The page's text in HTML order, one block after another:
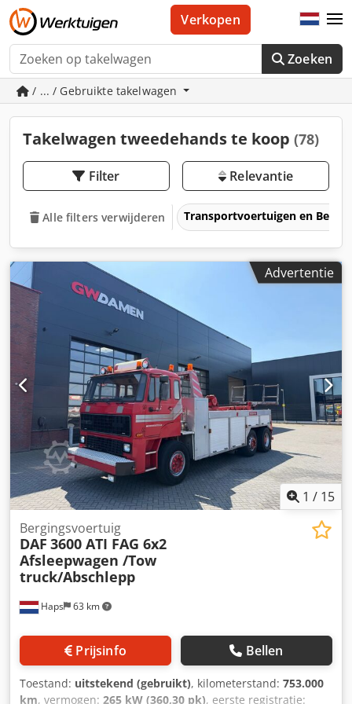
Zoeken
Verkopen
/ ... / Gebruikte takelwagen
Takelwagen tweedehands te koop (78)
Filter Relevantie
Alle filters verwijderen Transportvoertuigen en
Advertentie
1 / 15
Haps 63 km
Bergingsvoertuig
DAF 3600 ATI FAG 6x2
Afsleepwagen /Tow
truck/Abschlepp
Prijsinfo Bellen
Toestand: uitstekend (gebruikt), kilometerstand: 753.000
km, vermogen: 265 kW (360,30 pk), eerste registratie: